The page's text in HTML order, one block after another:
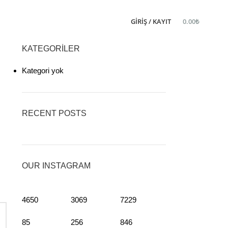
GIRIŞ / KAYIT 0.00₺
KATEGORILER
Kategori yok
RECENT POSTS
OUR INSTAGRAM
4650
85
3069
256
7229
846